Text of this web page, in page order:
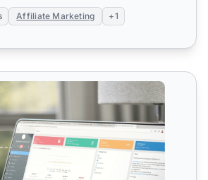
Affiliate Marketing +1